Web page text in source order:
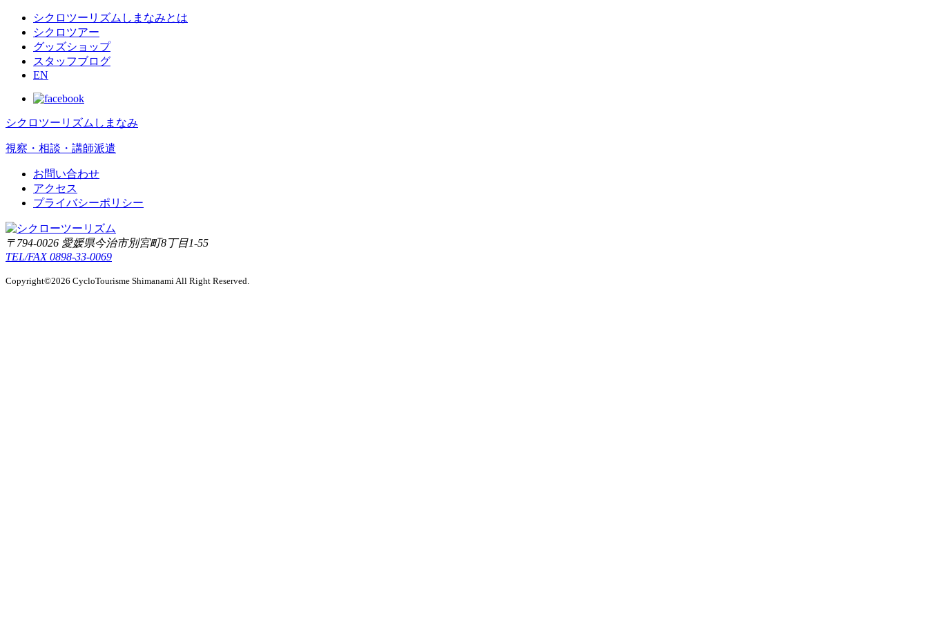
シクロツーリズムしまなみとは
シクロツアー
グッズショップ
スタッフブログ
EN
シクロツーリズムしまなみ
視察・相談・講師派遣
お問い合わせ
アクセス
プライバシーポリシー
〒794-0026 愛媛県今治市別宮町8丁目1-55
TEL/FAX 0898-33-0069
Copyright©2026 CycloTourisme Shimanami All Right Reserved.